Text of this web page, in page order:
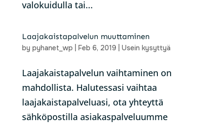
valokuidulla tai...
Laajakaistapalvelun muuttaminen
by pyhanet_wp Feb 6, 2019 Usein kysyttyä
Laajakaistapalvelun vaihtaminen on
mahdollista. Halutessasi vaihtaa
laajakaistapalveluasi, ota yhteyttä
sähköpostilla asiakaspalveluumme